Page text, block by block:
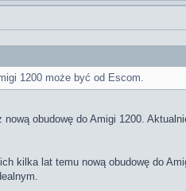
1200 może być od Escom.
nową obudowę do Amigi 1200.
kilka lat temu nową obudowę do